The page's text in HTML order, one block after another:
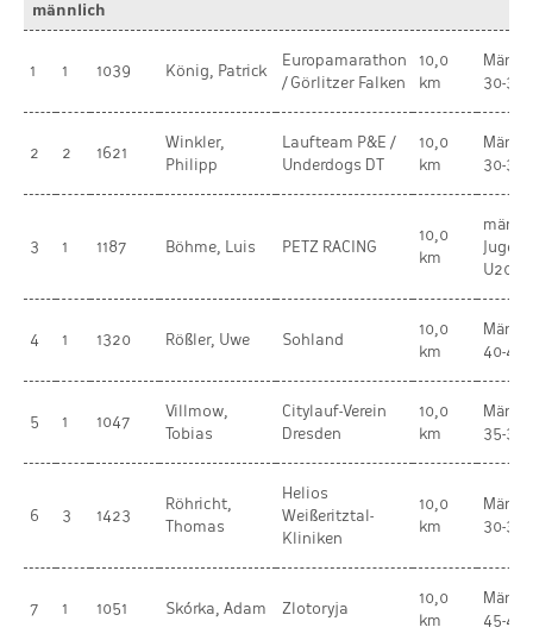
männlich
1 1 1039 König, Patrick
Europamarathon
/ Görlitzer Falken
10,0
km
30-34
2 2 1621
Winkler,
Philipp
Laufteam P&E /
Underdogs DT
10,0
km
30-34
3 1 1187 Böhme, Luis PETZ RACING
10,0
km
Jugend
U20
4 1 1320 Rößler, Uwe Sohland
10,0
km
40-44
5 1 1047
Villmow,
Tobias
Citylauf-Verein
Dresden
10,0
km
35-39
6 3 1423
Röhricht,
Thomas
Helios
Weißeritztal-
Kliniken
10,0
km
30-34
7 1 1051 Skórka, Adam Zlotoryja
10,0
km
45-49